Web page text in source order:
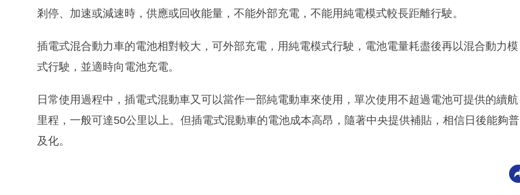
剎停、加速或減速時，供應或回收能量，不能外部充電，不能用純電模式較長距離行駛。
插電式混合動力車的電池相對較大，可外部充電，用純電模式行駛，電池電量耗盡後再以混合動力模
式行駛，並適時向電池充電。
日常使用過程中，插電式混動車又可以當作一部純電動車來使用，單次使用不超過電池可提供的續航
里程，一般可達50公里以上。但插電式混動車的電池成本高昂，隨著中央提供補貼，相信日後能夠普
及化。